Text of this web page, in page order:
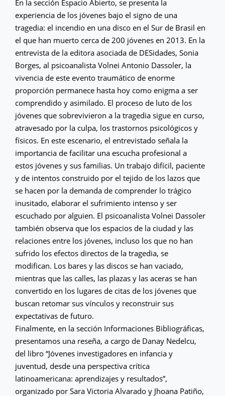
En la sección Espacio Abierto, se presenta la
experiencia de los jóvenes bajo el signo de una
tragedia: el incendio en una disco en el Sur de Brasil en
el que han muerto cerca de 200 jóvenes en 2013. En la
entrevista de la editora asociada de DESidades, Sonia
Borges, al psicoanalista Volnei Antonio Dassoler, la
vivencia de este evento traumático de enorme
proporción permanece hasta hoy como enigma a ser
comprendido y asimilado. El proceso de luto de los
jóvenes que sobrevivieron a la tragedia sigue en curso,
atravesado por la culpa, los trastornos psicológicos y
físicos. En este escenario, el entrevistado señala la
importancia de facilitar una escucha profesional a
estos jóvenes y sus familias. Un trabajo difícil, paciente
y de intentos construido por el tejido de los lazos que
se hacen por la demanda de comprender lo trágico
inusitado, elaborar el sufrimiento intenso y ser
escuchado por alguien. El psicoanalista Volnei Dassoler
también observa que los espacios de la ciudad y las
relaciones entre los jóvenes, incluso los que no han
sufrido los efectos directos de la tragedia, se
modifican. Los bares y las discos se han vaciado,
mientras que las calles, las plazas y las aceras se han
convertido en los lugares de citas de los jóvenes que
buscan retomar sus vínculos y reconstruir sus
expectativas de futuro.
Finalmente, en la sección Informaciones Bibliográficas,
presentamos una reseña, a cargo de Danay Nedelcu,
del libro “Jóvenes investigadores en infancia y
juventud, desde una perspectiva crítica
latinoamericana: aprendizajes y resultados”,
organizado por Sara Victoria Alvarado y Jhoana Patiño,